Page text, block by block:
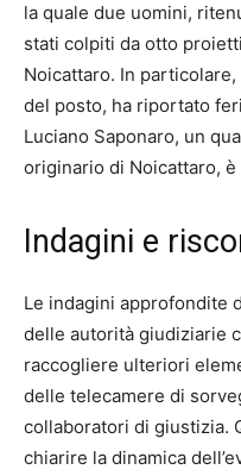
la quale due uomini,
stati colpiti da otto
Noicattaro. In
del posto, ha riportato
Luciano Saponaro, un
originario di Noicattaro,
Indagini e
Le indagini approfondite
delle autorità giudiziarie
raccogliere ulteriori
delle telecamere di
collaboratori di giustizia.
chiarire la dinamica